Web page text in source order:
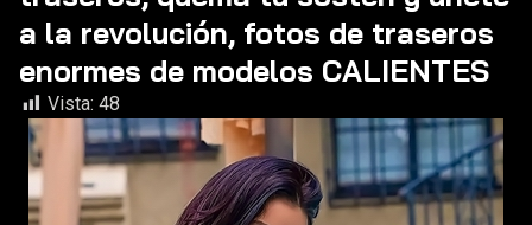
a la revolución, fotos de traseros
enormes de modelos CALIENTES
Vista: 48